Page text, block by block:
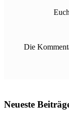
Die
Neueste